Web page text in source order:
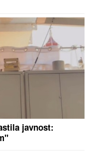
tik uz krevet,
GREŠKU:
a nećete se ni
malo ko
razliku